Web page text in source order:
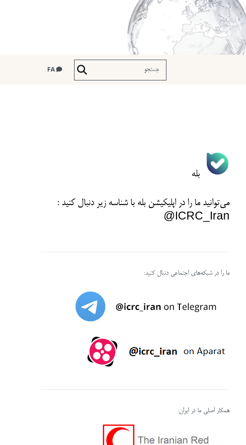
بله
می‌توانید ما را در اپلیکیشن بله با شناسه زیردنبال کنید :
ICRC_Iran@
ما را در شبکه‌های اجتماعی دنبال کنید:
همکار اصلی ما در ایران: